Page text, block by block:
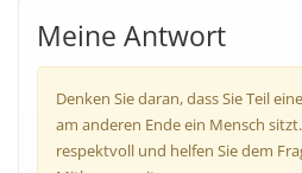
Meine Antwort
Denken Sie daran, dass Sie Teil
am anderen Ende ein Mensch
respektvoll und helfen Sie dem